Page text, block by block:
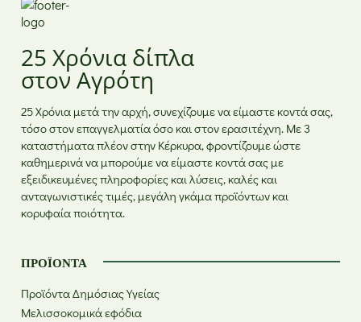
25 Χρόνια δίπλα
στον Αγρότη
25 Χρόνια μετά την αρχή, συνεχίζουμε να είμαστε κοντά σας,
τόσο στον επαγγελματία όσο και στον ερασιτέχνη. Με 3
καταστήματα πλέον στην Κέρκυρα, φροντίζουμε ώστε
καθημερινά να μπορούμε να είμαστε κοντά σας με
εξειδικευμένες πληροφορίες και λύσεις, καλές και
ανταγωνιστικές τιμές, μεγάλη γκάμα προϊόντων και
κορυφαία ποιότητα.
ΠΡΟΪΌΝΤΑ
Προϊόντα Δημόσιας Υγείας
Μελισσοκομικά εφόδια